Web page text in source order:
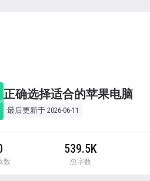
正确选择适合的苹果电脑
最后更新于 2026-06-11
数
539.5K
总字数